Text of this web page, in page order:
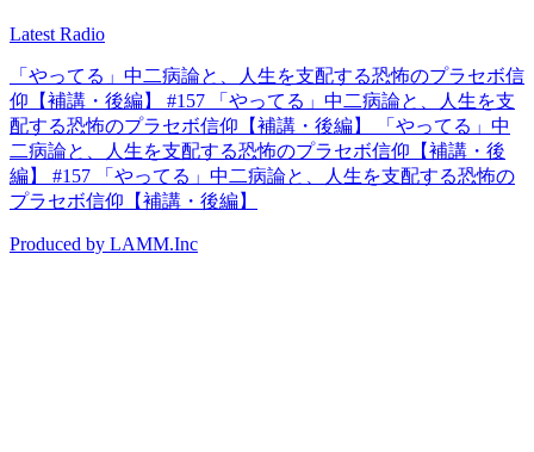
Latest Radio
「やってる」中二病論と、人生を支配する恐怖のプラセボ信
仰【補講・後編】 #157 「やってる」中二病論と、人生を支
配する恐怖のプラセボ信仰【補講・後編】
「やってる」中
二病論と、人生を支配する恐怖のプラセボ信仰【補講・後
編】 #157 「やってる」中二病論と、人生を支配する恐怖の
プラセボ信仰【補講・後編】
Produced by LAMM.Inc